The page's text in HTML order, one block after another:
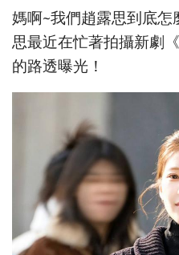
媽啊~我們趙露思到底
思最近在忙著拍攝新劇
的路透曝光！